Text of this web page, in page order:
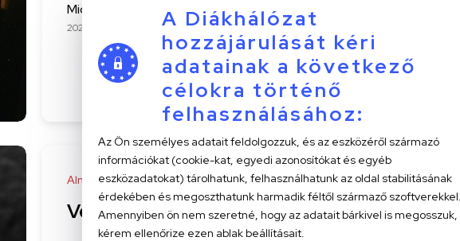
A Diákhálózat
hozzájárulását kéri
adatainak a következő
célokra történő
felhasználásához:
Az Ön személyes adatait feldolgozzuk, és az eszközéről származó
információkat (cookie-kat, egyedi azonosítókat és egyéb
eszközadatokat) tárolhatunk, felhasználhatunk az oldal stabilitásának
érdekében és megoszthatunk harmadik féltől származő
Amennyiben ön nem szeretné, hogy az adatait bárkivel is megosszuk,
kérem ellenőrize ezen ablak beállításait.
Mici
2022-04-15
Almacsutka
Versválogatás I.